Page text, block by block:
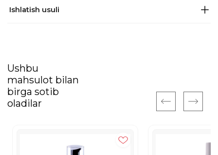
Ishlatish usuli
Ushbu
mahsulot bilan
birga sotib
oladilar